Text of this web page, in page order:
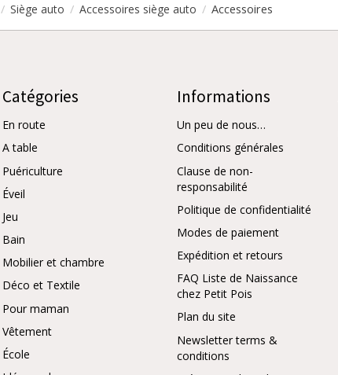
/ Siège auto / Accessoires siège auto / Accessoires
Catégories
En route
A table
Puériculture
Éveil
Jeu
Bain
Mobilier et chambre
Déco et Textile
Pour maman
Vêtement
École
Informations
Un peu de nous…
Conditions générales
Clause de non-
responsabilité
Politique de confidentialité
Modes de paiement
Expédition et retours
FAQ Liste de Naissance
chez Petit Pois
Plan du site
Newsletter terms &
conditions